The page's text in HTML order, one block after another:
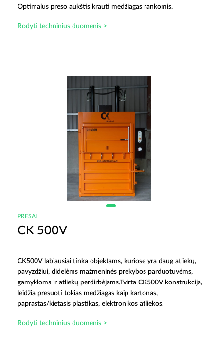
Optimalus preso aukštis krauti medžiagas rankomis.
Rodyti techninius duomenis >
PRESAI
CK 500V
CK500V labiausiai tinka objektams, kuriose yra daug atliekų,
pavyzdžiui, didelėms mažmeninės prekybos parduotuvėms,
gamykloms ir atliekų perdirbėjams.Tvirta CK500V konstrukcija,
leidžia presuoti tokias medžiagas kaip kartonas,
paprastas/kietasis plastikas, elektronikos atliekos.
Rodyti techninius duomenis >